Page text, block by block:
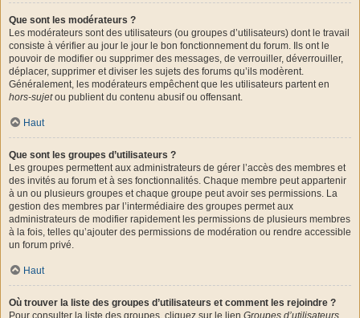
Que sont les modérateurs ?
Les modérateurs sont des utilisateurs (ou groupes d’utilisateurs) dont le travail
consiste à vérifier au jour le jour le bon fonctionnement du forum. Ils ont le
pouvoir de modifier ou supprimer des messages, de verrouiller, déverrouiller,
déplacer, supprimer et diviser les sujets des forums qu’ils modèrent.
Généralement, les modérateurs empêchent que les utilisateurs partent en
hors-sujetou publient du contenu abusif ou offensant.
Haut
Que sont les groupes d’utilisateurs ?
Les groupes permettent aux administrateurs de gérer l’accès des membres et
des invités au forum et à ses fonctionnalités. Chaque membre peut appartenir
à un ou plusieurs groupes et chaque groupe peut avoir ses permissions. La
gestion des membres par l’intermédiaire des groupes permet aux
administrateurs de modifier rapidement les permissions de plusieurs membres
à la fois, telles qu’ajouter des permissions de modération ou rendre accessible
un forum privé.
Haut
Où trouver la liste des groupes d’utilisateurs et comment les rejoindre ?
Pour consulter la liste des groupes, cliquez sur le lien Groupes d’utilisateurs